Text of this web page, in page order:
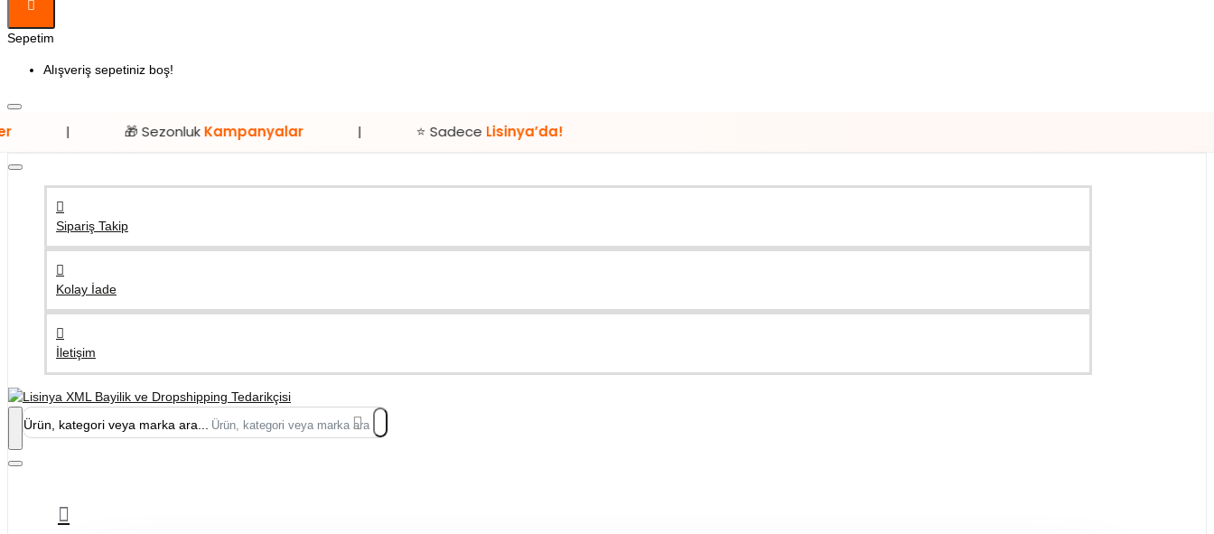
Sepetim
Alışveriş sepetiniz boş!
🎁 Sezonluk Kampanyalar | ⭐ Sadece Lisinya’da!
Sipariş Takip
Kolay İade
İletişim
Ürün, kategori veya marka ara...